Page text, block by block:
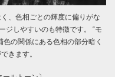
、色相ごとの輝度に偏りがな
ジしやすいのも特徴です。 “モ
の関係にある色相の部分暗く
きます。